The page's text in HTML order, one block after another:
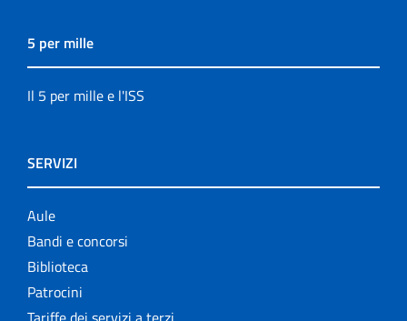
5 per mille
Il 5 per mille e l'ISS
SERVIZI
Aule
Bandi e concorsi
Biblioteca
Patrocini